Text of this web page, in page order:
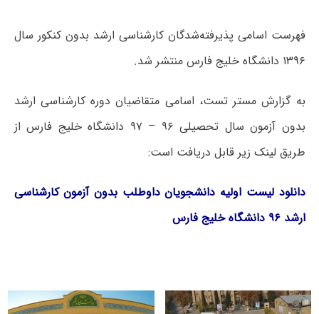
فهرست اسامی پذیرفته‌شدگان کارشناسی ارشد بدون کنکور سال
۱۳۹۶ دانشگاه خلیج فارس منتشر شد.
به گزارش مستر تست، اسامی متقاضیان دوره کارشناسی ارشد
بدون آزمون سال تحصیلی ۹۶ – ۹۷ دانشگاه خلیج فارس از
طریق لینک زیر قابل دریافت است:
دانلود لیست اولیه دانشجویان داوطلب بدون آزمون کارشناسی
ارشد ۹۶ دانشگاه خلیج فارس